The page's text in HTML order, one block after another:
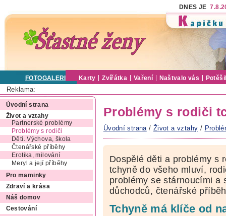
DNES JE
FOTOGALERIE Karty Zvířátka Vaření Naštvalo vás
Reklama:
Úvodní strana
Život a vztahy
Partnerské problémy
Problémy s rodiči
Děti. Výchova, škola
Čtenářské příběhy
Erotika, milování
Meryl a její příběhy
Pro maminky
Zdraví a krása
Náš domov
Cestování
Problémy s rodiči
Úvodní strana / Život a vztahy /
Dospělé děti a problémy s
tchyně do všeho mluví,
problémy se stárnoucími a
důchodců, čtenářské
Tchyně má klíče od